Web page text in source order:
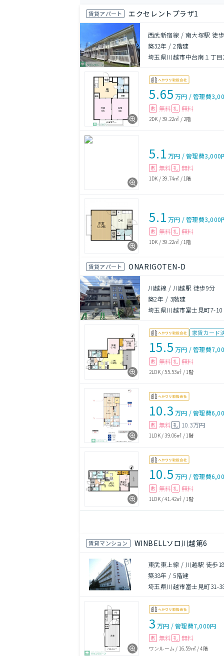
賃貸アパート エクセレントプラザ1
西武新宿線 / 南大塚駅 徒
築32年 /2階建
埼玉県川越市中台南１丁目
5.65 万円 /管理費
敷 無料 礼 無料
2DK /39.22㎡ /2階
5.1 万円 /管理費3,000
敷 無料 礼 無料
1DK /39.74㎡ / 1階
5.1 万円 /管理費3,000
敷 無料 礼 無料
1DK /39.22㎡ / 1階
賃貸アパート ONARIGOTEN-D
川越線 / 川越駅 徒歩9分
築2年 / 3階建
埼玉県川越市富士見町7-10
家賃カード
15.5 万円 /管理費
敷 無料 礼 無料
2LDK/55.53㎡ /1階
10.3 万円 /管理費
敷 無料 礼 10.3万円
1LDK/39.06㎡ /1階
10.5 万円 /管理費
敷 無料 礼 無料
1LDK/41.42㎡ /1階
賃貸マンション WINBELLソロ川越第6
東武東上線 / 川越駅 徒歩
築38年 /5階建
埼玉県川越市富士見町31-
3 万円 /管理費7,000円
敷 無料 礼 無料
ワンルーム / 16.59㎡/4階